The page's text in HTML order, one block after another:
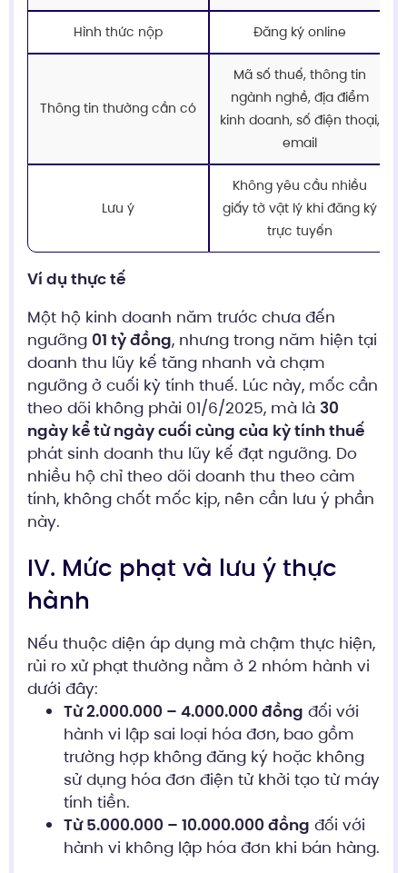
Hình thức nộp Đăng ký online
Thông tin thường cần có
Mã số thuế, thông tin
ngành nghề, địa điểm
kinh doanh, số điện thoại,
email
Lưu ý
Không yêu cầu nhiều
giấy tờ vật lý khi đăng ký
trực tuyến
Ví dụ thực tế
Một hộ kinh doanh năm trước chưa đến
ngưỡng 01 tỷ đồng, nhưng trong năm hiện tại
doanh thu lũy kế tăng nhanh và chạm
ngưỡng ở cuối kỳ tính thuế. Lúc này, mốc cần
theo dõi không phải 01/6/2025, mà là 30
ngày kể từ ngày cuối cùng của kỳ tính thuế
phát sinh doanh thu lũy kế đạt ngưỡng. Do
nhiều hộ chỉ theo dõi doanh thu theo cảm
tính, không chốt mốc kịp, nên cần lưu ý phần
này.
IV. Mức phạt và lưu ý thực
hành
Nếu thuộc diện áp dụng mà chậm thực hiện,
rủi ro xử phạt thường nằm ở 2 nhóm hành vi
dưới đây:
Từ 2.000.000 – 4.000.000 đồng đối với
hành vi lập sai loại hóa đơn, bao gồm
trường hợp không đăng ký hoặc không
sử dụng hóa đơn điện tử khởi tạo từ máy
tính tiền.
Từ 5.000.000 – 10.000.000 đồng đối với
hành vi không lập hóa đơn khi bán hàng.